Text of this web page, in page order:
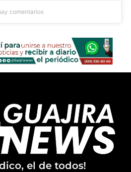
comentarios
el de todos!